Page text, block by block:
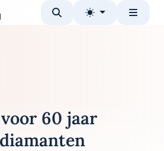
— naar de homepage
60 jaar